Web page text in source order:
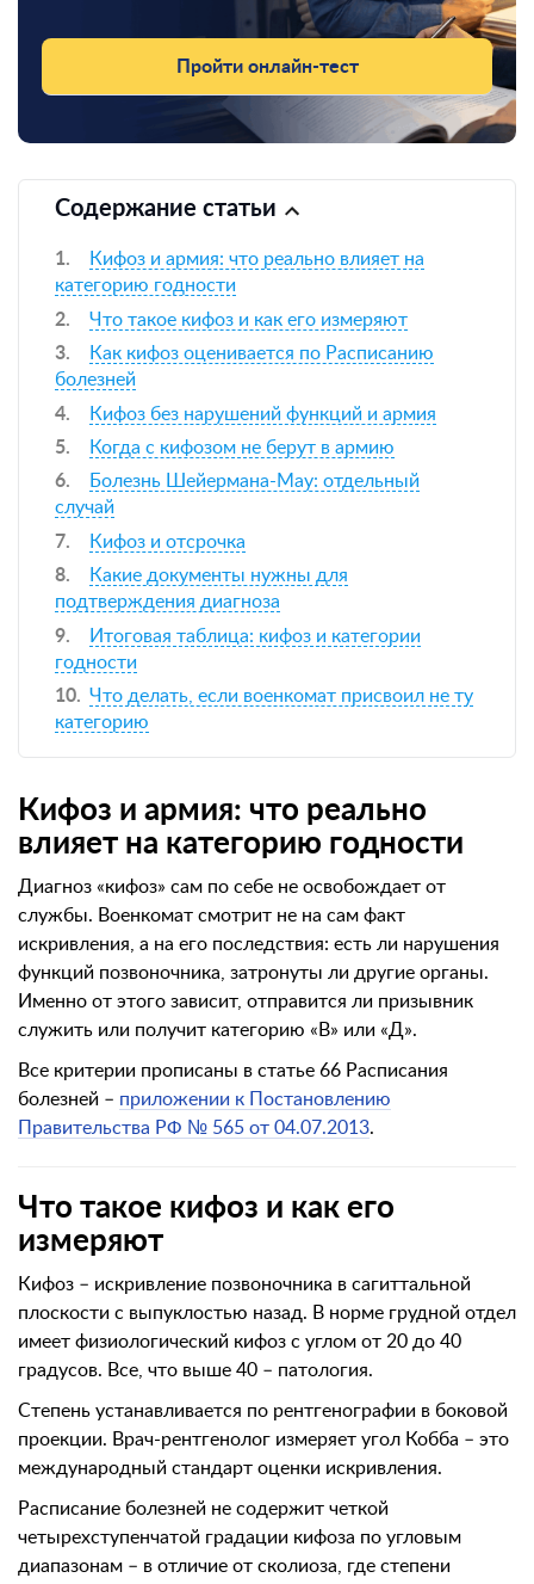
Пройти онлайн-тест
Содержание статьи
Кифоз и армия: что реально влияет на
категорию годности
Что такое кифоз и как его измеряют
Как кифоз оценивается по Расписанию
болезней
Кифоз без нарушений функций и армия
Когда с кифозом не берут в армию
Болезнь Шейермана-Мау: отдельный
случай
Кифоз и отсрочка
Какие документы нужны для
подтверждения диагноза
Итоговая таблица: кифоз и категории
годности
Что делать, если военкомат присвоил не ту
категорию
Кифоз и армия: что реально
влияет на категорию годности
Диагноз «кифоз» сам по себе не освобождает от
службы. Военкомат смотрит не на сам факт
искривления, а на его последствия: есть ли нарушения
функций позвоночника, затронуты ли другие органы.
Именно от этого зависит, отправится ли призывник
служить или получит категорию «В» или «Д».
Все критерии прописаны в статье 66 Расписания
болезней – приложении к Постановлению
Правительства РФ № 565 от 04.07.2013.
Что такое кифоз и как его
измеряют
Кифоз – искривление позвоночника в сагиттальной
плоскости с выпуклостью назад. В норме грудной отдел
имеет физиологический кифоз с углом от 20 до 40
градусов. Все, что выше 40 – патология.
Степень устанавливается по рентгенографии в боковой
проекции. Врач-рентгенолог измеряет угол Кобба – это
международный стандарт оценки искривления.
Расписание болезней не содержит четкой
четырехступенчатой градации кифоза по угловым
диапазонам – в отличие от сколиоза, где степени